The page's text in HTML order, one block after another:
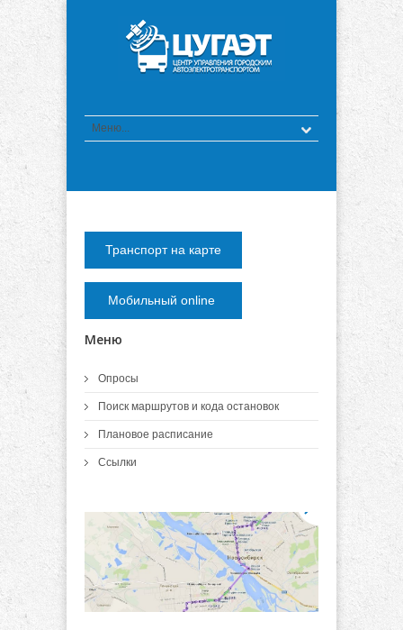
Транспорт на карте
Мобильный online
Меню
Опросы
Поиск маршрутов и кода остановок
Плановое расписание
Ссылки